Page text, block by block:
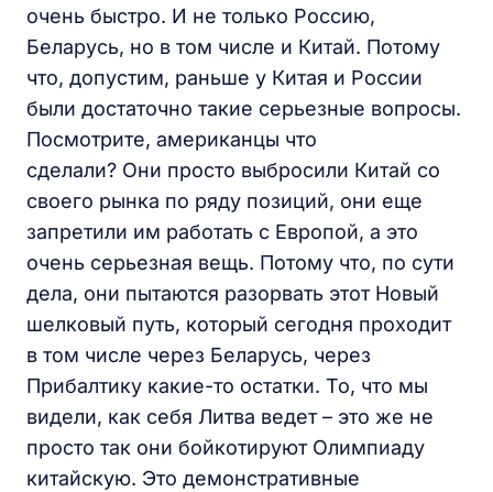
очень быстро. И не только Россию,
Беларусь, но в том числе и Китай. Потому
что, допустим, раньше у Китая и России
были достаточно такие серьезные вопросы.
Посмотрите, американцы что
сделали? Они просто выбросили Китай со
своего рынка по ряду позиций, они еще
запретили им работать с Европой, а это
очень серьезная вещь. Потому что, по сути
дела, они пытаются разорвать этот Новый
шелковый путь, который сегодня проходит
в том числе через Беларусь, через
Прибалтику какие-то остатки. То, что мы
видели, как себя Литва ведет – это же не
просто так они бойкотируют Олимпиаду
китайскую. Это демонстративные